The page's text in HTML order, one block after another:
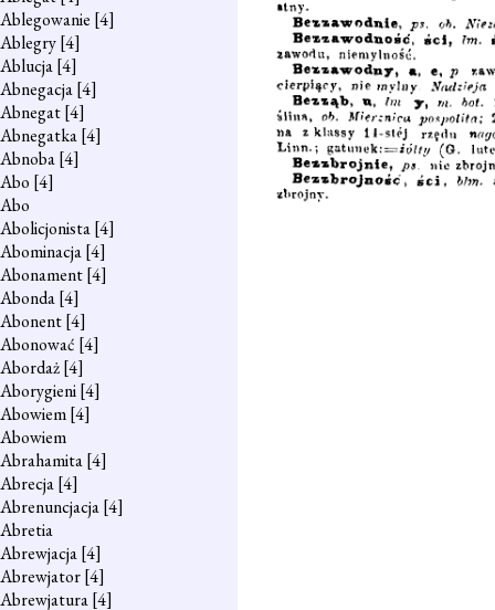
Ablegowanie [4]
Ablegry[4]
Ablucja[4]
Abnegacja[4]
Abnegat[4]
Abnegatka[4]
Abnoba[4]
Abo [4]
Abo
Abolicjonista[4]
Abominacja[4]
Abonament[4]
Abonda[4]
Abonent[4]
Abonować [4]
Abordaż[4]
Aborygieni[4]
Abowiem[4]
Abowiem
Abrahamita[4]
Abrecja[4]
Abrenuncjacja[4]
Abretia
Abrewjacja[4]
Abrewjator[4]
Abrewjatura[4]